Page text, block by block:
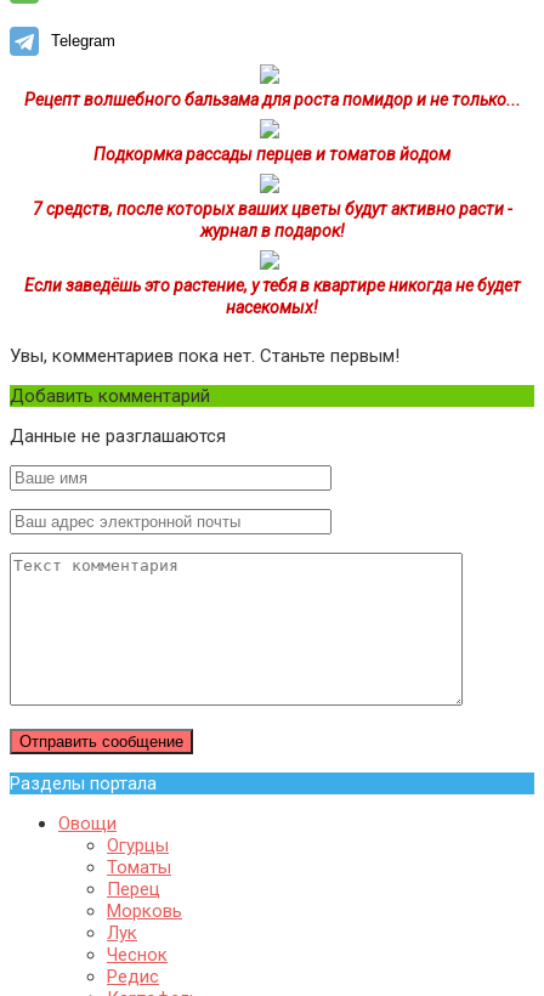
Telegram
Рецепт волшебного бальзама для роста помидор и не только...
Подкормка рассады перцев и томатов йодом
7 средств, после которых ваших цветы будут активно расти -
журнал в подарок!
Если заведёшь это растение, у тебя в квартире никогда не будет
насекомых!
Увы, комментариев пока нет. Станьте первым!
Добавить комментарий
Данные не разглашаются
Разделы портала
Овощи
Огурцы
Томаты
Перец
Морковь
Лук
Чеснок
Редис